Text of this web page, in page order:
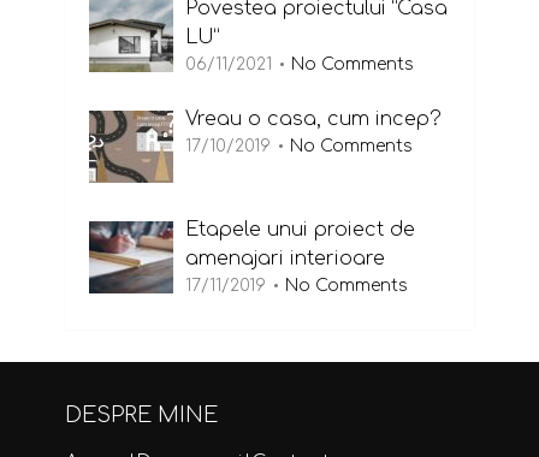
Povestea proiectului “Casa
LU”
06/11/2021 No Comments
Vreau o casa, cum incep?
17/10/2019 No Comments
Etapele unui proiect de
amenajari interioare
17/11/2019 No Comments
DESPRE MINE